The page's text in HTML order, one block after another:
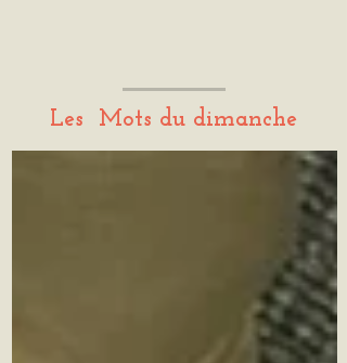
Les Mots du dimanche